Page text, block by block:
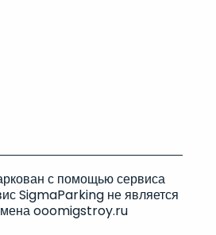
с помощью сервиса
SigmaParking не является
ooomigstroy.ru